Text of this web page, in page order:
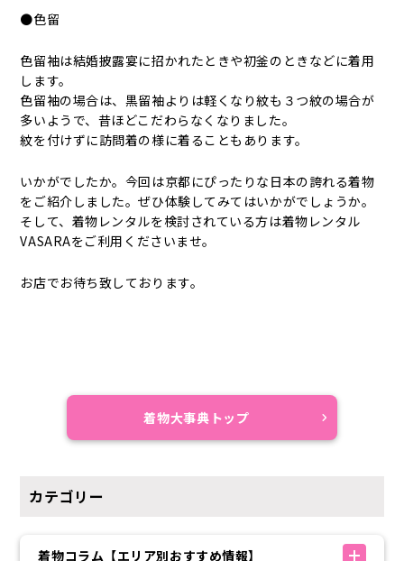
●色留
色留袖は結婚披露宴に招かれたときや初釜のときなどに着用
します。
色留袖の場合は、黒留袖よりは軽くなり紋も３つ紋の場合が
多いようで、昔ほどこだわらなくなりました。
紋を付けずに訪問着の様に着ることもあります。
いかがでしたか。今回は京都にぴったりな日本の誇れる着物
をご紹介しました。ぜひ体験してみてはいかがでしょうか。
そして、着物レンタルを検討されている方は着物レンタル
VASARAをご利用くださいませ。
お店でお待ち致しております。
着物大事典トップ
カテゴリー
着物コラム【エリア別おすすめ情報】